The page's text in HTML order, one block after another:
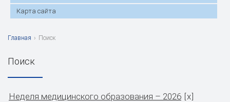
Карта сайта
Главная › Поиск
Поиск
Неделя медицинского образования – 2026 x